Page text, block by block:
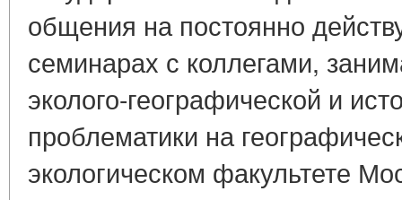
общения на постоянно
семинарах с коллегами,
эколого-географической и
проблематики на
экологическом факультете